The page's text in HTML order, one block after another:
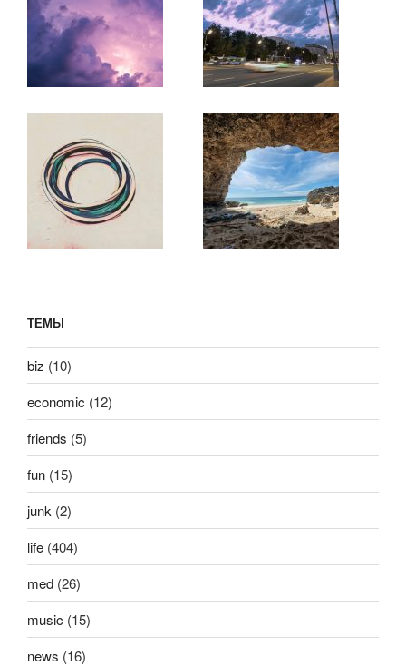
ТЕМЫ
biz (10)
economic (12)
friends (5)
fun (15)
junk (2)
life (404)
med (26)
music (15)
news (16)